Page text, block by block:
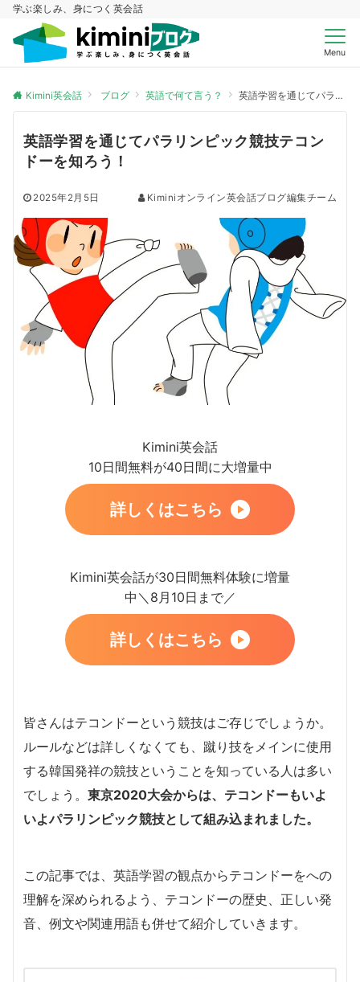
学ぶ楽しみ、身につく英会話
Menu
Kimini英会話 ブログ 英語で何て言う？ 英語学習を通じてパラリンピック競技テコンドーを知ろう！
英語学習を通じてパラリンピック競技テコン
ドーを知ろう！
2025年2月5日 Kiminiオンライン英会話ブログ編集チーム
Kimini英会話
10日間無料が40日間に大増量中
詳しくはこちら
Kimini英会話が30日間無料体験に増量
中＼8月10日まで／
詳しくはこちら
皆さんはテコンドーという競技はご存じでしょうか。
ルールなどは詳しくなくても、蹴り技をメインに使用
する韓国発祥の競技ということを知っている人は多い
でしょう。 東京2020大会からは、テコンドーもいよ
いよパラリンピック競技として組み込まれました。
この記事では、英語学習の観点からテコンドーをへの
理解を深められるよう、テコンドーの歴史、正しい発
音、例文や関連用語も併せて紹介していきます。